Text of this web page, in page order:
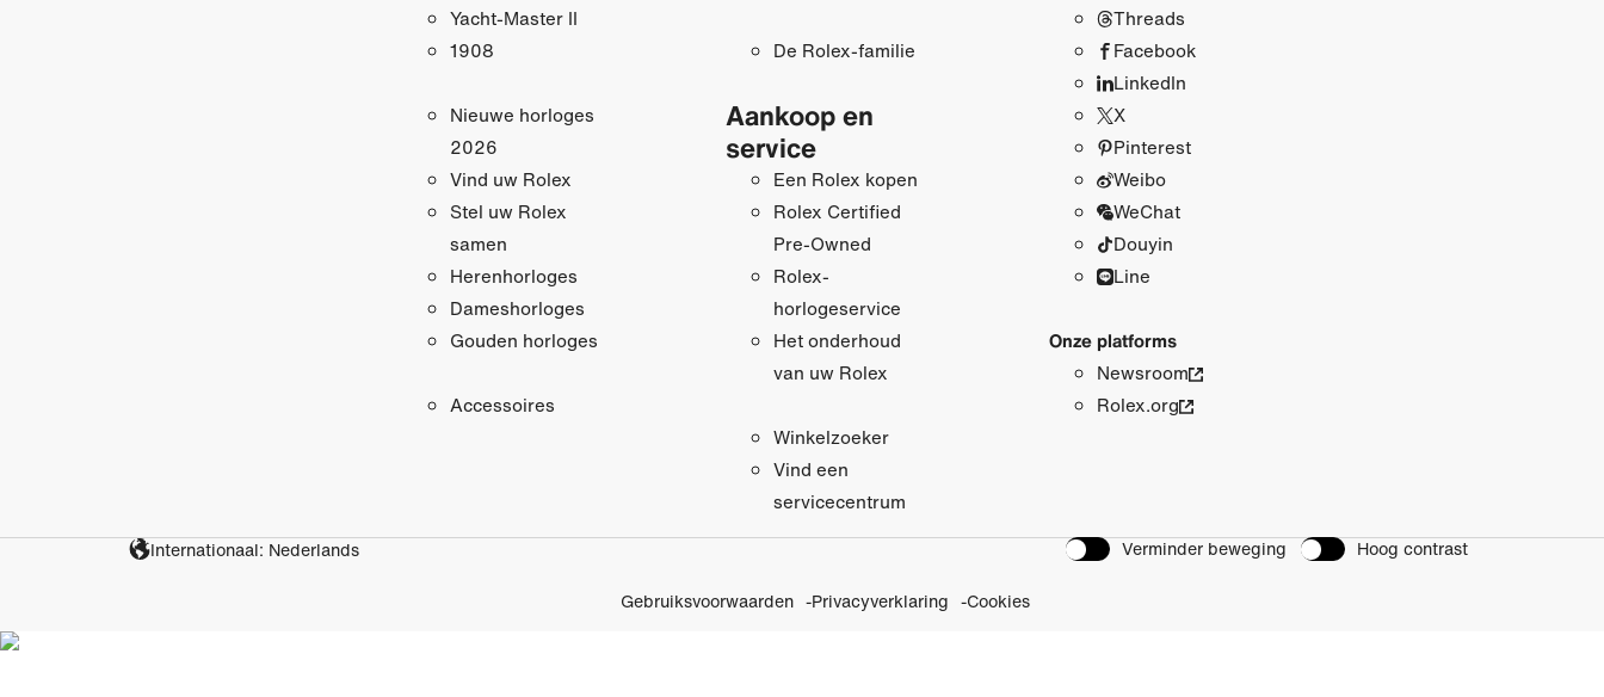
Yacht-Master II
1908
Nieuwe horloges
2026
Vind uw Rolex
Stel uw Rolex
samen
Herenhorloges
Dameshorloges
Gouden horloges
Accessoires
De Rolex-familie
Aankoop en
service
Een Rolex kopen
Rolex Certified
Pre‑Owned
Rolex-
horlogeservice
Het onderhoud
van uw Rolex
Winkelzoeker
Vind een
servicecentrum
Threads
Facebook
LinkedIn
X
Pinterest
Weibo
WeChat
Douyin
Line
Onze platforms
Newsroom
Rolex.org
Internationaal: Nederlands Verminder beweging Hoog contrast
Gebruiksvoorwaarden Privacyverklaring Cookies